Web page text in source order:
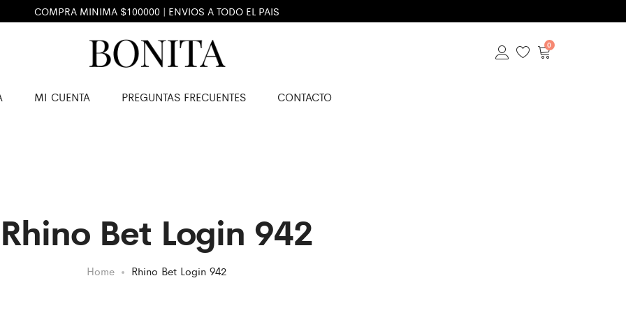
COMPRA MINIMA $100000 | ENVIOS A TODO EL PAIS
0
MI CUENTA PREGUNTAS FRECUENTES CONTACTO
Rhino Bet Login 942
Home Rhino Bet Login 942